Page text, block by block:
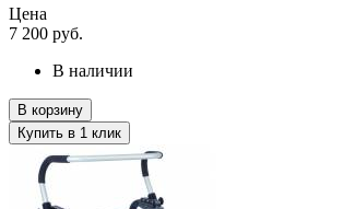
Цена
7 200 руб.
В наличии
В корзину
Купить в 1 клик